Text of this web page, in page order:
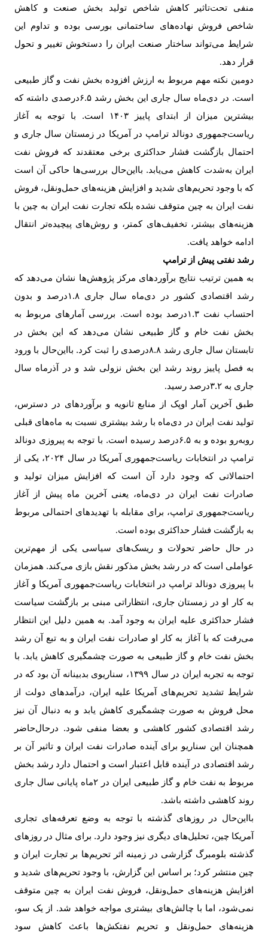
منفی تحت‌تاثیر کاهش شاخص تولید بخش صنعت و کاهش
شاخص فروش نهاده‌های ساختمانی بورسی بوده و تداوم این
شرایط می‌تواند ساختار صنعت ایران را دستخوش تغییر و تحول
قرار دهد.
دومین نکته مهم مربوط به ارزش افزوده بخش نفت و گاز طبیعی
است. در دی‌ماه سال جاری این بخش رشد ۶.۵درصدی داشته که
بیشترین میزان از ابتدای پاییز ۱۴۰۳ است. با توجه به آغاز
ریاست‌جمهوری دونالد ترامپ در آمریکا در زمستان سال جاری و
احتمال بازگشت فشار حداکثری برخی معتقدند که فروش نفت
ایران به‌شدت کاهش می‌یابد. با‌این‌حال بررسی‌ها حاکی آن است
که با وجود تحریم‌های شدید و افزایش هزینه‌های حمل‌ونقل، فروش
نفت ایران به چین متوقف نشده بلکه تجارت نفت ایران به چین با
هزینه‌های بیشتر، تخفیف‌های کمتر، و روش‌های پیچیده‌تر انتقال
ادامه خواهد یافت.
رشد نفتی پیش از ترامپ
به همین ترتیب نتایج برآوردهای مرکز پژوهش‌ها نشان می‌دهد که
رشد اقتصادی کشور در دی‌ماه سال جاری ۱.۸درصد و بدون
احتساب نفت ۱.۳درصد بوده است. بررسی آمارهای مربوط به
بخش نفت خام و گاز طبیعی نشان می‌دهد که این بخش در
تابستان سال جاری رشد ۸.۸درصدی را ثبت کرد. با‌این‌حال با ورود
به فصل پاییز روند رشد این بخش نزولی شد و در آذرماه سال
جاری به ۳.۲درصد رسید
.
طبق آخرین آمار اوپک از منابع ثانویه و برآوردهای در دسترس،
تولید نفت ایران در دی‌ماه با رشد بیشتری نسبت به ماه‌های قبلی
رو‌به‌رو بوده و به ۶.۵درصد رسیده است. با توجه به پیروزی دونالد
ترامپ در انتخابات ریاست‌جمهوری آمریکا در سال ۲۰۲۴، یکی از
احتمالاتی که وجود دارد آن است که افزایش میزان تولید و
صادرات نفت ایران در دی‌ماه، یعنی آخرین ماه پیش از آغاز
ریاست‌جمهوری ترامپ، برای مقابله با تهدید‌های احتمالی مربوط
به بازگشت فشار حداکثری بوده است.
در حال حاضر تحولات و ریسک‌های سیاسی یکی از مهم‌ترین
عواملی است که در رشد بخش مذکور نقش بازی می‌کند. همزمان
با پیروزی دونالد ترامپ در انتخابات ریاست‌جمهوری آمریکا و آغاز
به کار او در زمستان جاری، انتظاراتی مبنی بر بازگشت سیاست
فشار حداکثری علیه ایران به وجود آمد. به همین دلیل این انتظار
می‌رفت که با آغاز به کار او صادرات نفت ایران و به تبع آن رشد
بخش نفت خام و گاز طبیعی به صورت چشمگیری کاهش یابد. با
توجه به تجربه ایران در سال ۱۳۹۹، سناریوی بدبینانه آن بود که در
شرایط تشدید تحریم‌های آمریکا علیه ایران، درآمدهای دولت از
محل فروش به صورت چشمگیری کاهش یابد و به دنبال آن نیز
رشد اقتصادی کشور کاهشی و بعضا منفی شود. درحال‌حاضر
همچنان این سناریو برای آینده صادرات نفت ایران و تاثیر آن بر
رشد اقتصادی در آینده قابل اعتبار است و احتمال دارد رشد بخش
مربوط به نفت خام و گاز طبیعی ایران در ۲ماه پایانی سال جاری
روند کاهشی داشته باشد.
با‌این‌حال در روزهای گذشته با توجه به وضع تعرفه‌های تجاری
آمریکا چین، تحلیل‌های دیگری نیز وجود دارد. برای مثال در روزهای
گذشته بلومبرگ گزارشی در زمینه اثر تحریم‌ها بر تجارت ایران و
چین منتشر کرد؛ بر اساس این گزارش، با وجود تحریم‌های شدید و
افزایش هزینه‌های حمل‌ونقل، فروش نفت ایران به چین متوقف
نمی‌شود، اما با چالش‌های بیشتری مواجه خواهد شد. از یک سو،
هزینه‌های حمل‌ونقل و تحریم نفتکش‌ها باعث کاهش سود